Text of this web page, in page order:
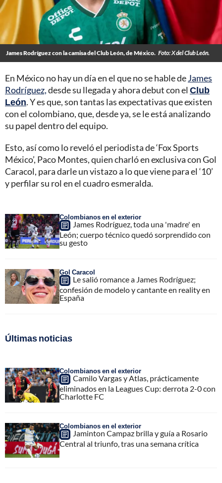
James Rodríguez con la camisa del Club León, de México. Foto: X del Club León.
En México no hay un día en el que no se hable deJames
Rodríguez,desde su llegada y ahora debut con el Club
León. Y es que, son tantas las expectativas que existen
con el colombiano, que, desde ya, se le está analizando
su papel dentro del equipo.
Esto, así como lo reveló el periodista de ‘Fox Sports
México’, Paco Montes, quien charló en exclusiva con Gol
Caracol, para darle un vistazo a lo que viene para el ‘10’
y perfilar su rol en el cuadro esmeralda.
Colombianos en el exterior
James Rodríguez, toda una 'madre' en
León; cuerpo técnico quedó sorprendido con
su gesto
Gol Caracol
Le salió romance a James Rodríguez;
confesión de modelo y cantante en reality en
España
Últimas noticias
Colombianos en el exterior
Camilo Vargas y Atlas, prácticamente
eliminados en la Leagues Cup: derrota 2-0 con
Charlotte FC
Colombianos en el exterior
Jaminton Campaz brilla y guía a Rosario
Central al triunfo, tras una semana crítica